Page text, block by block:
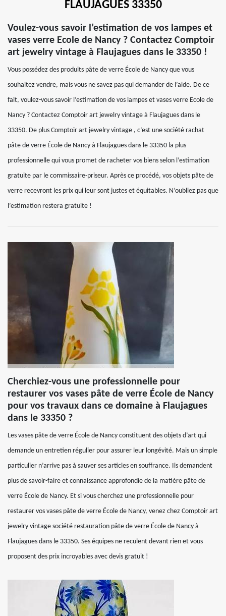
FLAUJAGUES 33350
Voulez-vous savoir l’estimation de vos lampes et
vases verre Ecole de Nancy ? Contactez Comptoir
art jewelry vintage à Flaujagues dans le 33350 !
Vous possédez des produits pâte de verre École de Nancy que vous
souhaitez vendre, mais vous ne savez pas qui demander de l’aide. De ce
fait, voulez-vous savoir l’estimation de vos lampes et vases verre Ecole de
Nancy ? Contactez Comptoir art jewelry vintage à Flaujagues dans le
33350. De plus Comptoir art jewelry vintage , c’est une société rachat
pâte de verre École de Nancy à Flaujagues dans le 33350 la plus
professionnelle qui vous promet de racheter vos biens selon l’estimation
gratuite par le commissaire-priseur. Après ce procédé, vos objets pâte de
verre recevront les prix qui leur sont justes et équitables. N’oubliez pas que
l’estimation restera gratuite !
Cherchiez-vous une professionnelle pour
restaurer vos vases pâte de verre École de Nancy
pour vos travaux dans ce domaine à Flaujagues
dans le 33350 ?
Les vases pâte de verre École de Nancy constituent des objets d’art qui
demande un entretien régulier pour assurer leur longévité. Mais un simple
particulier n’arrive pas à sauver ses articles en souffrance. Ils demandent
plus de savoir-faire et connaissance approfondie de la matière pâte de
verre École de Nancy. Et si vous cherchez une professionnelle pour
restaurer vos vases pâte de verre École de Nancy, venez chez Comptoir art
jewelry vintage société restauration pâte de verre École de Nancy à
Flaujagues dans le 33350. Ses équipes ne reculent devant rien et vous
proposent des prix incroyables avec devis gratuit !